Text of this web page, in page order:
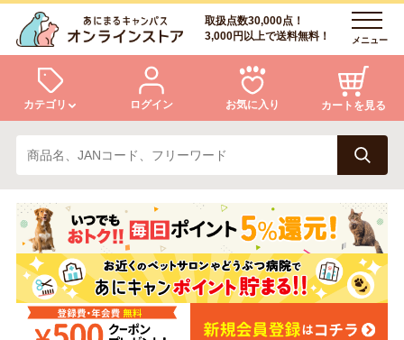
取扱点数30,000点！
3,000円以上で送料無料！
メニュー
カテゴリ
犬 猫
小動物・鳥 アクア・爬虫類・昆虫
ドッグフード キャットフード
ログイン お気に入り カートを見る
ログイン
会員登録
あにまるキャンパスについて
アフターサービス